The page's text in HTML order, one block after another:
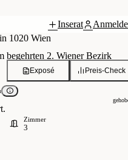
Inserat
1020 Wien
begehrten 2. Wiener Bezirk
Preis-Check
Exposé
Zimmer
3